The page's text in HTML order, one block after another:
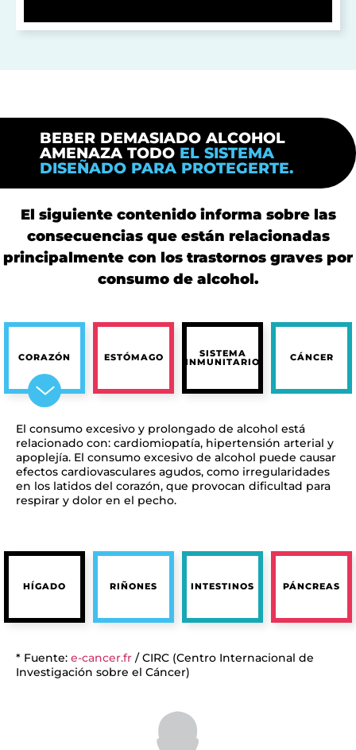
BEBER DEMASIADO ALCOHOL
AMENAZA TODO EL SISTEMA
DISEÑADO PARA PROTEGERTE.
El siguiente contenido informa sobre las
consecuencias que están relacionadas
principalmente con los trastornos graves por
consumo de alcohol.
CORAZÓN ESTÓMAGO SISTEMA
INMUNITARIO CÁNCER
El consumo excesivo y prolongado de alcohol está
relacionado con: cardiomiopatía, hipertensión arterial y
apoplejía. El consumo excesivo de alcohol puede causar
efectos cardiovasculares agudos, como irregularidades
en los latidos del corazón, que provocan dificultad para
respirar y dolor en el pecho.
HÍGADO RIÑONES INTESTINOS PÁNCREAS
* Fuente: e-cancer.fr / CIRC (Centro Internacional de
Investigación sobre el Cáncer)